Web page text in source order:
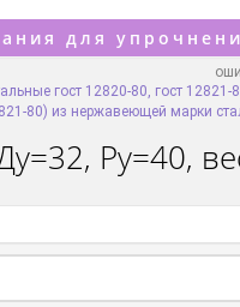
для
гост 12820-80, гост 12821-
80) из нержавеющей марки
Ру=40,